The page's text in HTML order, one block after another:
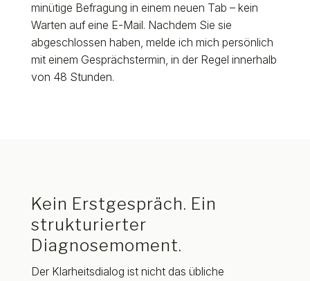
minütige Befragung in einem neuen Tab – kein
Warten auf eine E-Mail. Nachdem Sie sie
abgeschlossen haben, melde ich mich persönlich
mit einem Gesprächstermin, in der Regel innerhalb
von 48 Stunden.
Kein Erstgespräch. Ein
strukturierter
Diagnosemoment.
Der Klarheitsdialog ist nicht das übliche